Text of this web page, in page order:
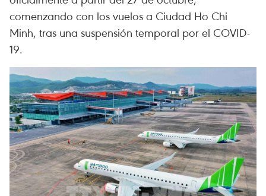
comenzando con los vuelos a Ciudad Ho Chi
Minh, tras una suspensión temporal por el COVID-
19.